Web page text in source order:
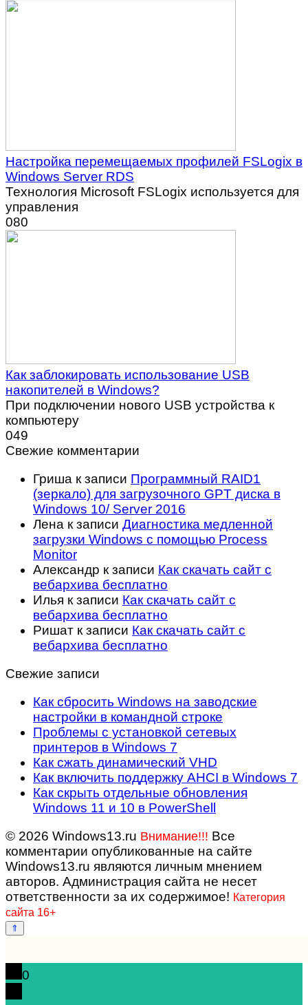
Настройка перемещаемых профилей FSLogix в
Windows Server RDS
Технология Microsoft FSLogix используется для
управления
080
Как заблокировать использование USB
накопителей в Windows?
При подключении нового USB устройства к
компьютеру
049
Свежие комментарии
Гриша к записи Программный RAID1
(зеркало) для загрузочного GPT диска в
Windows 10/ Server 2016
Лена к записи Диагностика медленной
загрузки Windows с помощью Process
Monitor
Александр к записи Как скачать сайт с
вебархива бесплатно
Илья к записи Как скачать сайт с
вебархива бесплатно
Ришат к записи Как скачать сайт с
вебархива бесплатно
Свежие записи
Как сбросить Windows на заводские
настройки в командной строке
Проблемы с установкой сетевых
принтеров в Windows 7
Как сжать динамический VHD
Как включить поддержку AHCI в Windows 7
Как скрыть отдельные обновления
Windows 11 и 10 в PowerShell
© 2026 Windows13.ru Внимание!!! Все
комментарии опубликованные на сайте
Windows13.ru являются личным мнением
авторов. Администрация сайта не несет
ответственности за их содержимое! Категория
сайта 16+
0